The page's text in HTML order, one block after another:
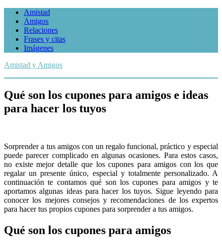
Amistad
Amigos
Relaciones
Frases y citas
Imágenes
Amistad y Amigos
Qué son los cupones para amigos e ideas
para hacer los tuyos
Sorprender a tus amigos con un regalo funcional, práctico y especial
puede parecer complicado en algunas ocasiones. Para estos casos,
no existe mejor detalle que los cupones para amigos con los que
regalar un presente único, especial y totalmente personalizado. A
continuación te contamos qué son los cupones para amigos y te
aportamos algunas ideas para hacer los tuyos. Sigue leyendo para
conocer los mejores consejos y recomendaciones de los expertos
para hacer tus propios cupones para sorprender a tus amigos.
Qué son los cupones para amigos